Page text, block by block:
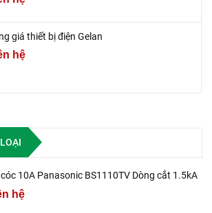
giá thiết bị điện Gelan
hệ
cóc 10A Panasonic BS1110TV Dòng cắt 1.5kA
hệ